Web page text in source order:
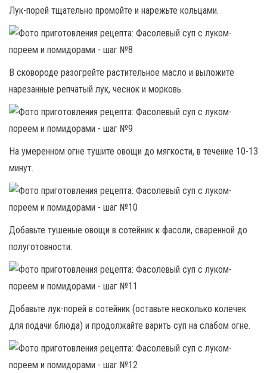
Лук-порей тщательно промойте и нарежьте кольцами.
В сковороде разогрейте растительное масло и выложите
нарезанные репчатый лук, чеснок и морковь.
На умеренном огне тушите овощи до мягкости, в течение 10-13
минут.
Добавьте тушеные овощи в сотейник к фасоли, сваренной до
полуготовности.
Добавьте лук-порей в сотейник (оставьте несколько колечек
для подачи блюда) и продолжайте варить суп на слабом огне.